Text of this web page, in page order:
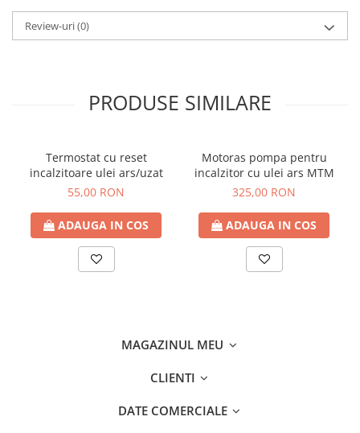
Review-uri(0)
PRODUSE SIMILARE
Termostat cu reset
incalzitoare ulei ars/uzat
55,00 RON
ADAUGA IN COS
Motoras pompa pentru
incalzitor cu ulei ars MTM
325,00 RON
ADAUGA IN COS
MAGAZINUL MEU
CLIENTI
DATE COMERCIALE